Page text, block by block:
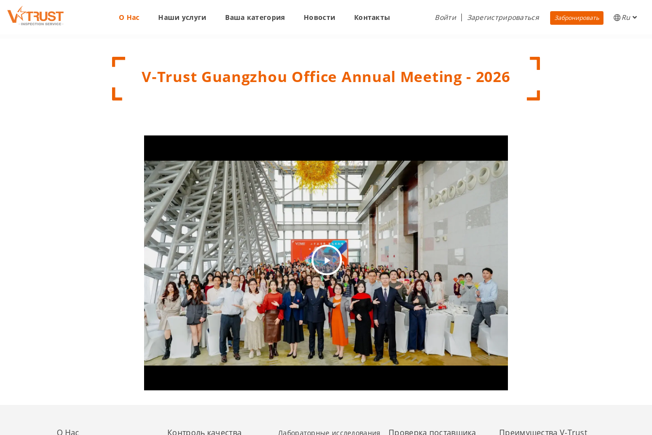
О Нас Наши услуги Ваша категория Новости Контакты Войти Зарегистрироваться Забронировать Ru
V-Trust Guangzhou Office Annual Meeting - 2026
Play
Video
О Нас Контроль качества Лабораторные исследования Проверка поставщика Преимущества V-Trust